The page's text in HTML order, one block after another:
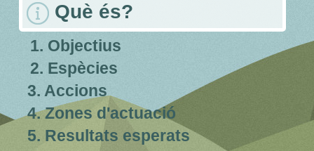
Què és?
1. Objectius
2. Espècies
3. Accions
4. Zones d'actuació
5. Resultats esperats